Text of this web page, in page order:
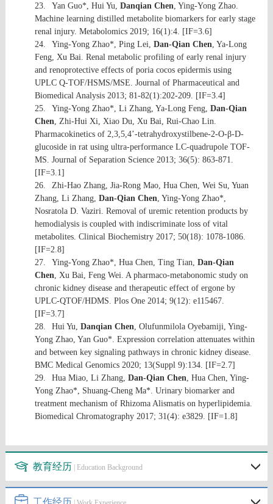
23.
Yan Guo*, Hui Yu, Danqian Chen , Ying-Yong Zhao.
Machine learning distilled metabolite biomarkers for early stage
renal injury. Metabolomics 2019; 16(1):4. [IF=3.6]
24.
Ying-Yong Zhao*, Ping Lei, Dan-Qian Chen , Ya-Long
Feng, Xu Bai. Renal metabolic profiling of early renal injury
and renoprotective effects of poria cocos epidermis using
UPLC Q-TOF/HSMS/MSE. Journal of Pharmaceutical and
Biomedical Analysis 2013; 81-82(1):202-209. [IF=3.4]
25.
Ying-Yong Zhao*, Li Zhang, Ya-Long Feng, Dan-Qian
Chen , Zhi-Hui Xi, Xiao Du, Xu Bai, Rui-Chao Lin.
Pharmacokinetics of 2,3,5,4’-tetrahydroxystilbene-2-O-β-D-
glucoside in rat using ultra-performance LC-quadrupole TOF-
MS. Journal of Separation Science 2013; 36(5): 863-871.
[IF=3.1]
26.
Zhi-Hao Zhang, Jia-Rong Mao, Hua Chen, Wei Su, Yuan
Zhang, Li Zhang, Dan-Qian Chen , Ying-Yong Zhao*,
Nosratola D. Vaziri. Removal of uremic retention products by
hemodialysis is coupled with indiscriminate loss of vital
metabolites. Clinical Biochemistry 2017; 50(18): 1078-1086.
[IF=2.8]
27.
Ying-Yong Zhao*, Hua Chen, Ting Tian, Dan-Qian
Chen , Xu Bai, Feng Wei. A pharmaco-metabonomic study on
chronic kidney disease and therapeutic effect of ergone by
UPLC-QTOF/HDMS. Plos One 2014; 9(12): e115467.
[IF=3.7]
28.
Hui Yu, Danqian Chen , Olufunmilola Oyebamiji, Ying-
Yong Zhao, Yan Guo*. Expression correlation attenuates within
and between key signaling pathways in chronic kidney disease.
BMC Medical Genomics 2020; 13(Suppl 9):134. [IF=2.7]
29.
Hua Miao, Li Zhang, Dan-Qian Chen , Hua Chen, Ying-
Yong Zhao*, Shuang-Cheng Ma*. Urinary biomarker and
treatment mechanism of Rhizoma Alismatis on hyperlipidemia.
Biomedical Chromatography 2017; 31(4): e3829. [IF=1.8]
教育经历 | Education Background
工作经历